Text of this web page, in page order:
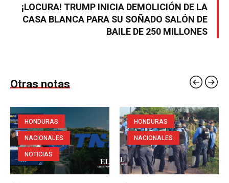
¡LOCURA! TRUMP INICIA DEMOLICIÓN DE LA
CASA BLANCA PARA SU SOÑADO SALÓN DE
BAILE DE 250 MILLONES
Otras notas
HONDURAS
NACIONALES
NOTICIAS
HONDURAS
NACIONALES